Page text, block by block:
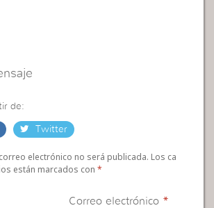
de:
Twitter
electrónico no será publicada. Los ca
están marcados con*
Correo electrónico *